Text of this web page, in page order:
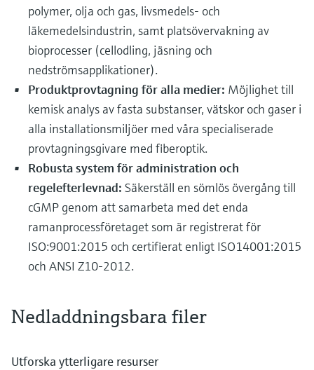
polymer, olja och gas, livsmedels- och
läkemedelsindustrin, samt platsövervakning av
bioprocesser (cellodling, jäsning och
nedströmsapplikationer).
Produktprovtagning för alla medier: Möjlighet till
kemisk analys av fasta substanser, vätskor och gaser i
alla installationsmiljöer med våra specialiserade
provtagningsgivare med fiberoptik.
Robusta system för administration och
regelefterlevnad: Säkerställ en sömlös övergång till
cGMP genom att samarbeta med det enda
ramanprocessföretaget som är registrerat för
ISO:9001:2015 och certifierat enligt ISO14001:2015
och ANSI Z10-2012.
Nedladdningsbara filer
Utforska ytterligare resurser